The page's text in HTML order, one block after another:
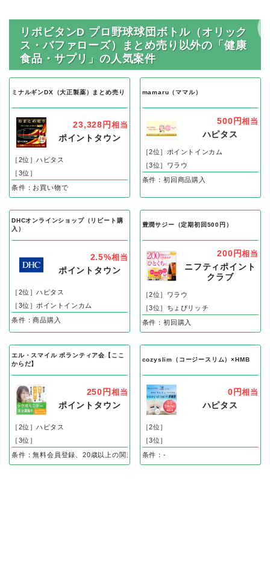
リポビタンD プロ野球球団ボトル（オリック
ス・バファローズ）まとめ売り以外の「健康
食品・サプリ」の人気案件
ミナルギンDX（大正製薬）まとめ売り
23,328円 相当
ポイントタウン
［2位］ハピタス
［3位］
条件：お買い物で
mamaru（ママル）
500円相当
ハピタス
［2位］ポイントインカム
［3位］ワラウ
条件：初回商品購入
DHCオンラインショップ（リピート購
入）
2.5%相当
ポイントタウン
［2位］ハピタス
［3位］ポイントインカム
条件：商品購入
豊潤サジー（定期初回500円）
200円相当
ニフティポイント
クラブ
［2位］ワラウ
［3位］ちょびリッチ
条件：初回購入
エル・スマイル ボランティア会【ここ
からだ】
250円 相当
ポイントタウン
［2位］ハピタス
［3位］
条件：無料会員登録、20歳以上の関東在住の方のみ無料会員登録後、ハガキ到着
cozyslim（コージースリム）×HMB
0円相当
ハピタス
［2位］
［3位］
条件：-